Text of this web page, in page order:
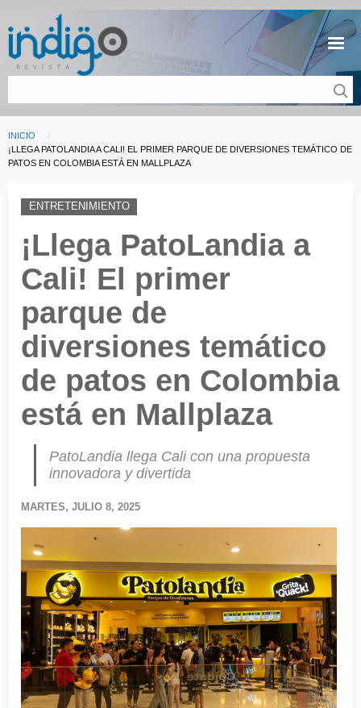
Pasar al contenido principal
Sobrescribir enlaces de ayuda a la navegación
INICIO
CURRENT:
¡LLEGA PATOLANDIA A CALI! EL PRIMER PARQUE DE DIVERSIONES TEMÁTICO DE
PATOS EN COLOMBIA ESTÁ EN MALLPLAZA
ENTRETENIMIENTO
¡Llega PatoLandia a
Cali! El primer
parque de
diversiones temático
de patos en Colombia
está en Mallplaza
PatoLandia llega Cali con una propuesta
innovadora y divertida
MARTES, JULIO 8, 2025